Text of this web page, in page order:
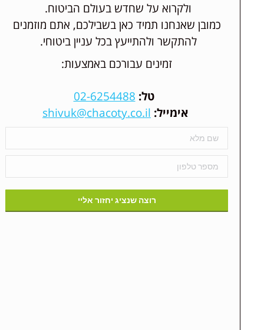
ששון צ'קוטאי - סוכנות
סוכנות הביטוח שלנו הינה בין סוכנויות הביטוח
מאפיינים את דרכה של סוכנות הביטוח. הסוכנות עוסקת
ולקרוא על שחדש בעולם הביטוח.
כמובן שאנחנו תמיד כאן בשבילכם, אתם מוזמנים
להתקשר ולהתייעץ בכל עניין ביטוחי.
זמינים עבורכם באמצעות:
טל: 02-6254488
אימייל: shivuk@chacoty.co.il